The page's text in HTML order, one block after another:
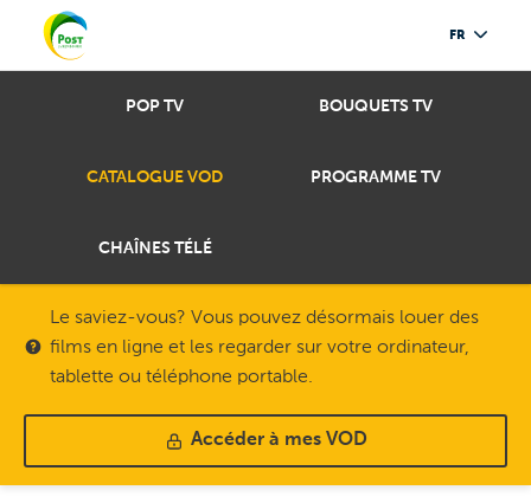
FR
POP TV BOUQUETS TV
CATALOGUE VOD PROGRAMME TV
CHAÎNES TÉLÉ
Le saviez-vous? Vous pouvez désormais louer des
films en ligne et les regarder sur votre ordinateur,
tablette ou téléphone portable.
Accéder à mes VOD